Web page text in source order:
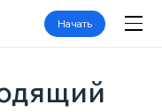
Начать